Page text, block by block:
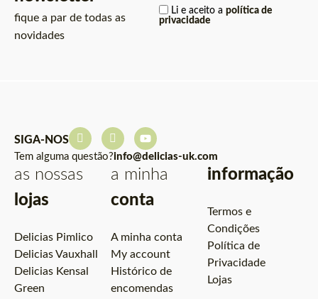
fique a par de todas as
novidades
Li e aceito a política de
privacidade
SIGA-NOS
Tem alguma questão?info@delicias-uk.com
as nossas
lojas
Delicias Pimlico
Delicias Vauxhall
Delicias Kensal
Green
a minha
conta
A minha conta
My account
Histórico de
encomendas
informação
Termos e
Condições
Política de
Privacidade
Lojas